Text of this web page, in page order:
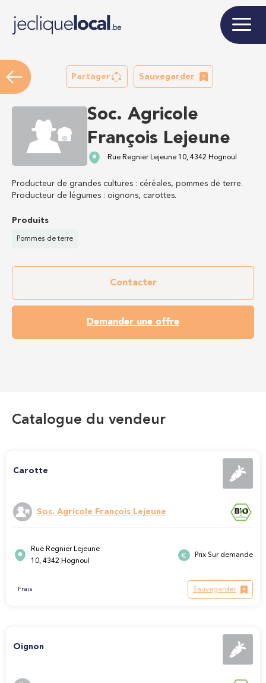
Partager Sauvegarder
Soc. Agricole
François Lejeune
Rue Regnier Lejeune 10, 4342 Hognoul
Producteur de grandes cultures : céréales, pommes de terre.
Producteur de légumes : oignons, carottes.
Produits
Pommes de terre
Contacter
Demander une offre
Catalogue du vendeur
Carotte
Soc. Agricole François Lejeune
Rue Regnier Lejeune
10, 4342 Hognoul
Prix Sur demande
Frais Sauvegarder
Oignon